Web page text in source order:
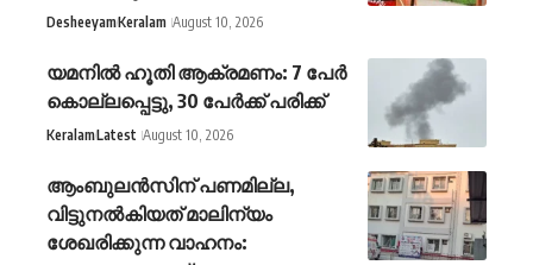
DesheeyamKeralam August 10, 2026
യമനിൽ ഹൂതി ആക്രമണം: 7 പേർ
കൊല്ലപ്പെട്ടു, 30 പേർക്ക് പരിക്ക്
KeralamLatest August 10, 2026
ആംബുലൻസിന് പണമില്ല,
വിട്ടുനൽകിയത് മാലിന്യം
ശേഖരിക്കുന്ന വാഹനം: